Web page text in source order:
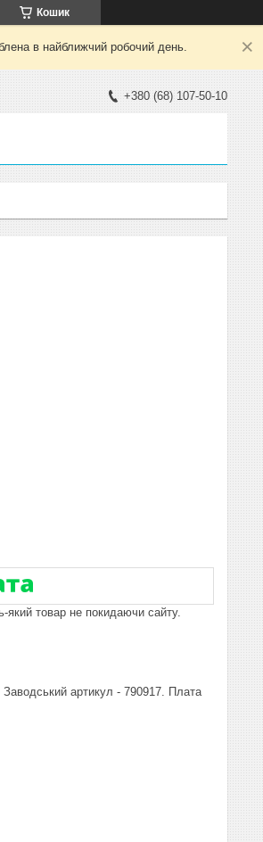
Кошик
в найближчий робочий день.
+380 (68) 107-50-10
який товар не покидаючи сайту.
артикул - 790917. Плата